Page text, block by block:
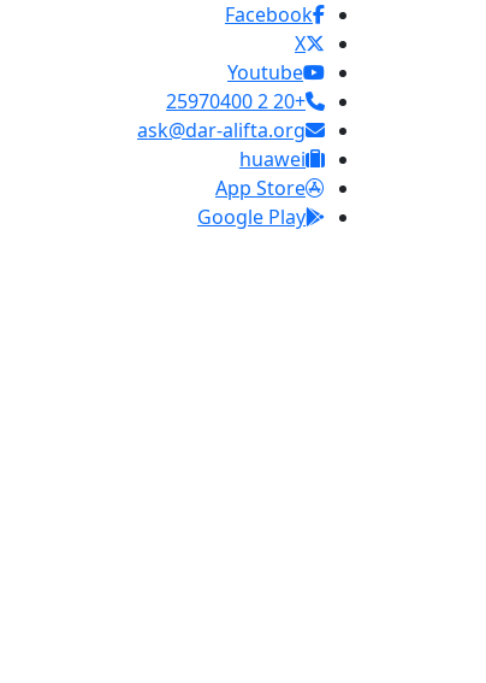
Facebook
X
Youtube
+20 2 25970400
ask@dar-alifta.org
huawei
App Store
Google Play